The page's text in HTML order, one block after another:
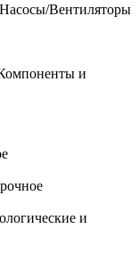
Насосы/Вентиляторы
и
и